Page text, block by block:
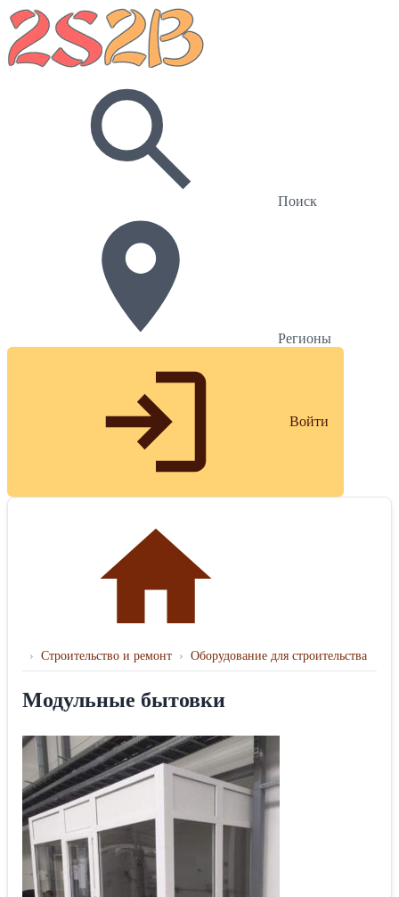
Поиск
Регионы
Войти
› Строительство и ремонт › Оборудование для строительства
Модульные бытовки